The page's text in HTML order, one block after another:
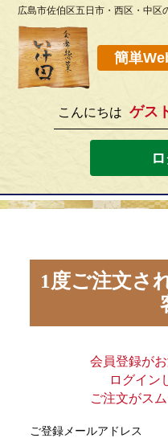
[営業時間
このサイトの使い方
プライバシーポリシー
サイトマップ
広島市佐伯区五日市・西区・中区
簡単
こんにちは ゲス
1度ご注文さ
会員登録が
ログイン
ご注文がス
ご登録メールアドレス